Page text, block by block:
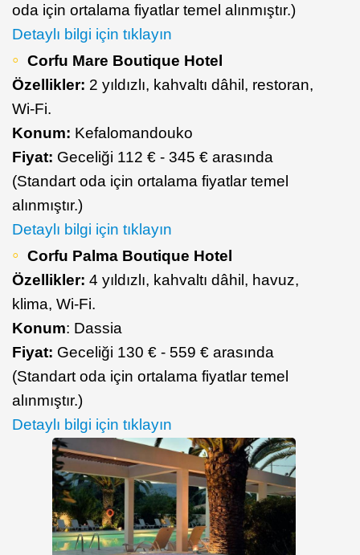
oda için ortalama fiyatlar temel alınmıştır.)
Detaylı bilgi için tıklayın
Corfu Mare Boutique Hotel
Özellikler: 2 yıldızlı, kahvaltı dâhil, restoran,
Wi-Fi.
Konum: Kefalomandouko
Fiyat: Geceliği 112 € - 345 € arasında
(Standart oda için ortalama fiyatlar temel
alınmıştır.)
Detaylı bilgi için tıklayın
Corfu Palma Boutique Hotel
Özellikler: 4 yıldızlı, kahvaltı dâhil, havuz,
klima, Wi-Fi.
Konum: Dassia
Fiyat: Geceliği 130 € - 559 € arasında
(Standart oda için ortalama fiyatlar temel
alınmıştır.)
Detaylı bilgi için tıklayın